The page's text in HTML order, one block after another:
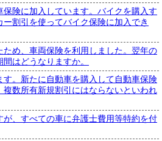
険に加入しています。バイクを購入す
割引を使ってバイク保険に加入でき
め、車両保険を利用しました。翌年の
はどうなりますか。
す。新たに自動車を購入して自動車保険
複数所有新規割引にはならないといわれ
、すべての車に弁護士費用等特約を付